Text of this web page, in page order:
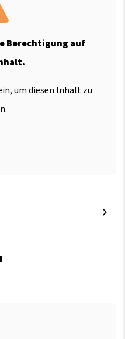
Berechtigung auf
um diesen Inhalt zu